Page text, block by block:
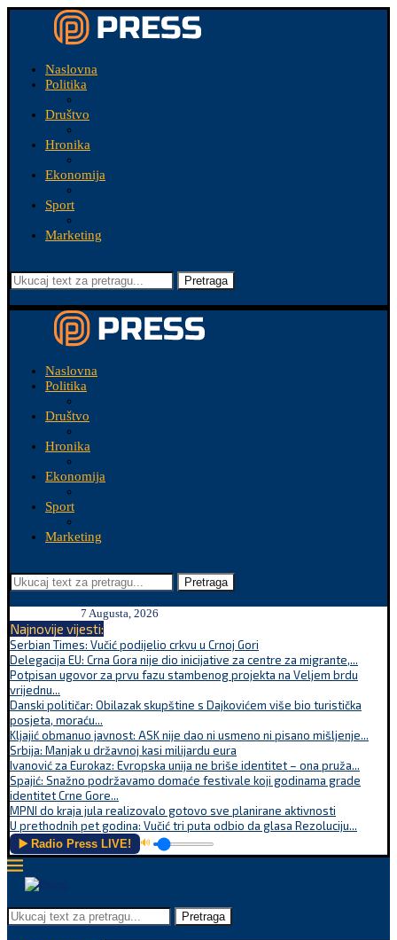
Naslovna
Politika
Društvo
Hronika
Ekonomija
Sport
Marketing
Pretraga
Naslovna
Politika
Društvo
Hronika
Ekonomija
Sport
Marketing
Pretraga
7 Augusta, 2026
Najnovije vijesti:
Serbian Times: Vučić podijelio crkvu u Crnoj Gori
Delegacija EU: Crna Gora nije dio inicijative za centre za migrante,...
Potpisan ugovor za prvu fazu stambenog projekta na Veljem brdu
vrijednu...
Danski političar: Obilazak skupštine s Dajkovićem više bio turistička
posjeta, moraću...
Kljajić obmanuo javnost: ASK nije dao ni usmeno ni pisano mišljenje...
Srbija: Manjak u državnoj kasi milijardu eura
Ivanović za Eurokaz: Evropska unija ne briše identitet – ona pruža...
Spajić: Snažno podržavamo domaće festivale koji godinama grade
identitet Crne Gore...
MPNI do kraja jula realizovalo gotovo sve planirane aktivnosti
U prethodnih pet godina: Vučić tri puta odbio da glasa Rezoluciju...
▶️ Radio Press LIVE! 🔊
Pretraga